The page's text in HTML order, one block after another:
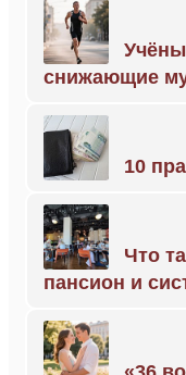
снижающие
10
Что
пансион и